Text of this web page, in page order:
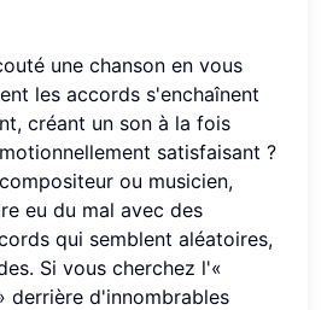
une chanson en vous
les accords s'enchaînent
créant un son à la fois
satisfaisant ?
ou musicien,
eu du mal avec des
qui semblent aléatoires,
Si vous cherchez l'«
derrière d'innombrables